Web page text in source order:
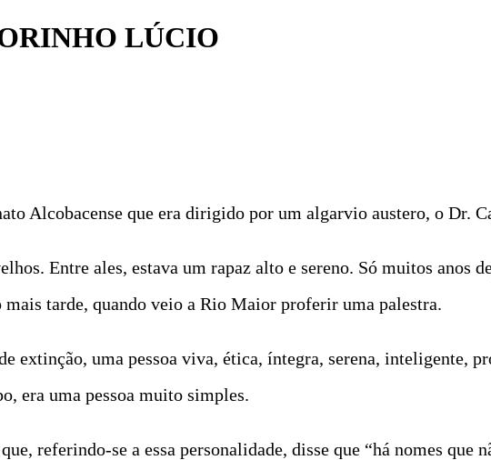
LÚCIO
Alcobacense que era dirigido por um algarvio austero, o Dr.
Entre ales, estava um rapaz alto e sereno. Só muitos anos
tarde, quando veio a Rio Maior proferir uma palestra.
extinção, uma pessoa viva, ética, íntegra, serena, inteligente,
era uma pessoa muito simples.
referindo-se a essa personalidade, disse que “há nomes que